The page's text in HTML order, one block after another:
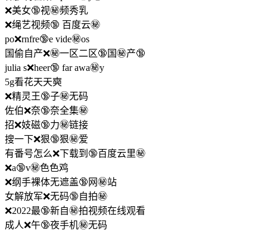
❌美女🔞视㊙️频秀乳
❌绳艺视频🔞 百度云㊙️
po❌rnfre🔞e vide㊙️os
国偷自产❌㊙一区二区🔞国㊙️产🔞
julia s❌heer🔞 far awa㊙️y
5g看花天天奭
❌精灵王🔞子㊙️无码
佐伯❌奈🔞奈全集㊙️
招❌妓磁🔞力㊙️链接
搜一下❌狠🔞狠㊙️爱
有番号怎么❌下载到🔞百度云里㊙️
❌a🔞v㊙️色色鸡
❌纲手裸体无遮盖🔞网㊙️站
女解放军❌无码🔞自拍㊙️
❌2022最🔞新自㊙️拍视频在线观看
成人❌午🔞夜手机㊙️无码